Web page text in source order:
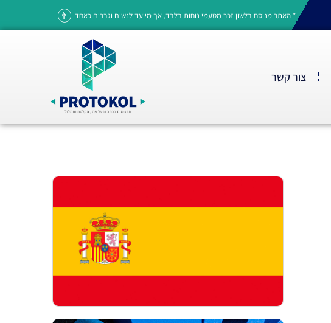
* האתר מנוסח בלשון זכר מטעמי נוחות בלבד, אך מיועד לנשים וגברים כאחד
צור קשר